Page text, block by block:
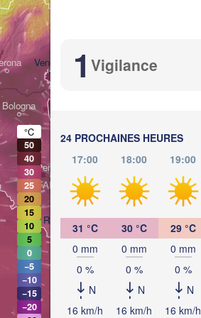
1 Vigilance
24 PROCHAINES HEURES
17:00
18:00 19:00
31 °C
0 mm
0 %
N
16 km/h
30 °C
0 mm
0 %
N
16 km/h
29 °C
0 mm
0 %
N
16 km/h
Roma
Venezia
Pescara
Perugia
Foggia
Bologna
ITALIE
°C
50
40
30
25
20
15
10
5
0
−5
−10
−15
−20